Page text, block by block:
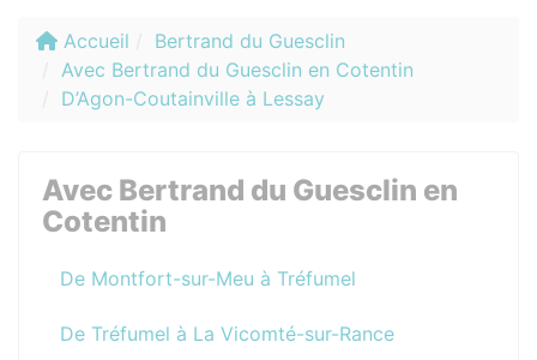
Accueil
Bertrand du Guesclin
Avec Bertrand du Guesclin en Cotentin
D’Agon-Coutainville à Lessay
Avec Bertrand du Guesclin en
Cotentin
De Montfort-sur-Meu à Tréfumel
De Tréfumel à La Vicomté-sur-Rance